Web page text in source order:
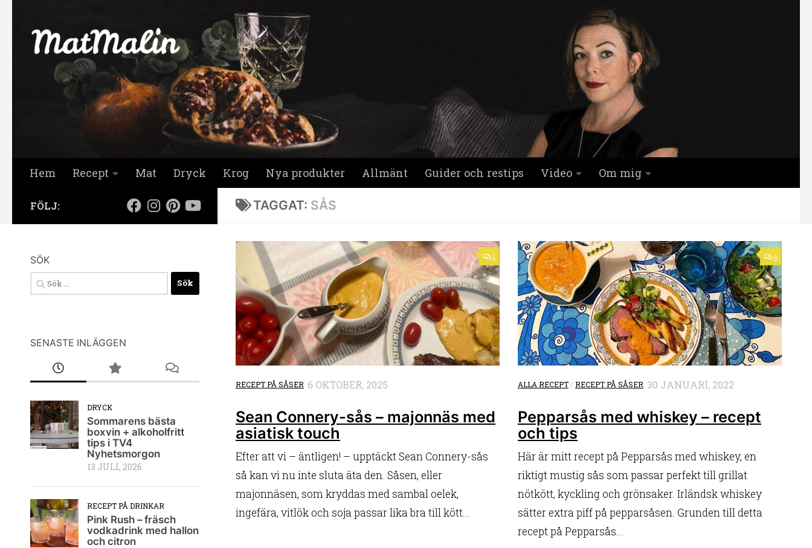
Hem Recept Mat Dryck Krog Nya produkter Allmänt Guider och restips Video Om mig
TAGGAT: SÅS
1
RECEPT PÅ SÅSER 6 OKTOBER, 2025
Sean Connery-sås – majonnäs med
asiatisk touch
Efter att vi – äntligen! – upptäckt Sean Connery-sås
så kan vi nu inte sluta äta den. Såsen, eller
majonnäsen, som kryddas med sambal oelek,
ingefära, vitlök och soja passar lika bra till kött...
4
ALLA RECEPT/RECEPT PÅ SÅSER 30 JANUARI, 2022
Pepparsås med whiskey – recept
och tips
Här är mitt recept på Pepparsås med whiskey, en
riktigt mustig sås som passar perfekt till grillat
nötkött, kyckling och grönsaker. Irländsk whiskey
sätter extra piff på pepparsåsen. Grunden till detta
recept på Pepparsås...
FÖLJ:
SÖK
Sök
efter:
SENASTE INLÄGGEN
DRYCK
Sommarens bästa
boxvin + alkoholfritt
tips i TV4
Nyhetsmorgon
13 JULI, 2026
RECEPT PÅ DRINKAR
Pink Rush – fräsch
vodkadrink med hallon
och citron